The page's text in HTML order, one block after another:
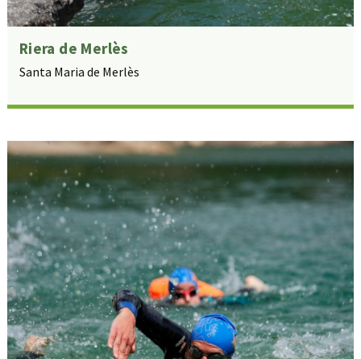
Riera de Merlès
Santa Maria de Merlès